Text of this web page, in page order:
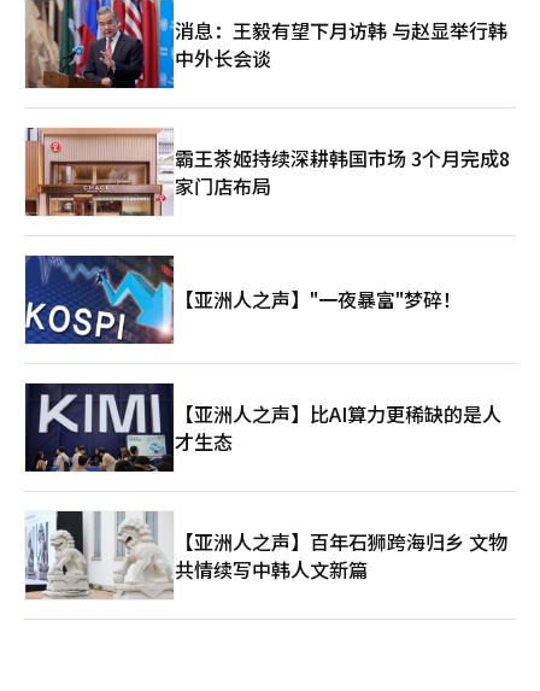
产平台、NAVER的用户接触和支付数据、哈纳金融的金融基础设
施相结合，可能形成涵盖数字资产、支付、资产管理和区块链金融
的大型生态系统。 然而，期待与挑战并存。虚拟资产交易所与金
融控股的结合伴随着用户保护、内部控制、利益冲突、市场支配力
和数据利用等问题。尤其是交易所业务面临市场波动和监管风险，
哈纳金融的参与不仅会提升两大木的信任度，同时也会要求更严格
的管理责任。 此次投资被视为两大木与制度金融关系的进一步提
升。卡카오投资曾是其初期成长阶段的战略投资者，而哈纳金融则
是支持两大木在数字资产制度化阶段扩展金融基础设施的新伙伴。
两大木能否从以Upbit为中心的交易所企业转型为区块链基础的综
合金融基础设施企业，将是未来的关键。※ 本报道经人工智能
（AI）系统翻译与编辑。
消息：王毅有望下月访韩 与赵显举行韩
中外长会谈
霸王茶姬持续深耕韩国市场 3个月完成8
家门店布局
【亚洲人之声】"一夜暴富"梦碎！
【亚洲人之声】比AI算力更稀缺的是人
才生态
【亚洲人之声】百年石狮跨海归乡 文物
共情续写中韩人文新篇